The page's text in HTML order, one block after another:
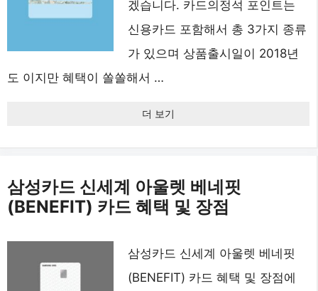
겠습니다. 카드의정석 포인트는
신용카드 포함해서 총 3가지 종류
가 있으며 상품출시일이 2018년
도 이지만 혜택이 쏠쏠해서 …
더 보기
삼성카드 신세계 아울렛 베네핏
(BENEFIT) 카드 혜택 및 장점
삼성카드 신세계 아울렛 베네핏
(BENEFIT) 카드 혜택 및 장점에